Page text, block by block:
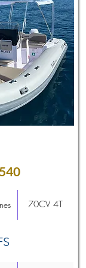
70CV 4T